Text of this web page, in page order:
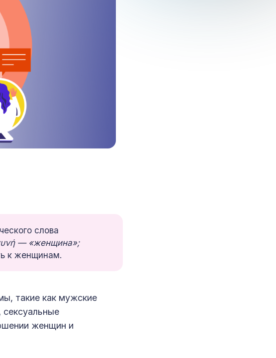
слова
— «женщина»;
к женщинам.
такие как мужские
сексуальные
женщин и